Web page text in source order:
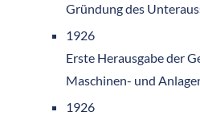
Gründung des
1926
Erste Herausgabe der
Maschinen- und
1926